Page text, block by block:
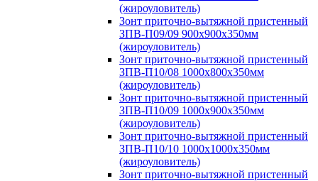
(жироуловитель)
Зонт приточно-вытяжной пристенный
ЗПВ-П09/09 900х900х350мм
(жироуловитель)
Зонт приточно-вытяжной пристенный
ЗПВ-П10/08 1000х800х350мм
(жироуловитель)
Зонт приточно-вытяжной пристенный
ЗПВ-П10/09 1000х900х350мм
(жироуловитель)
Зонт приточно-вытяжной пристенный
ЗПВ-П10/10 1000х1000х350мм
(жироуловитель)
Зонт приточно-вытяжной пристенный